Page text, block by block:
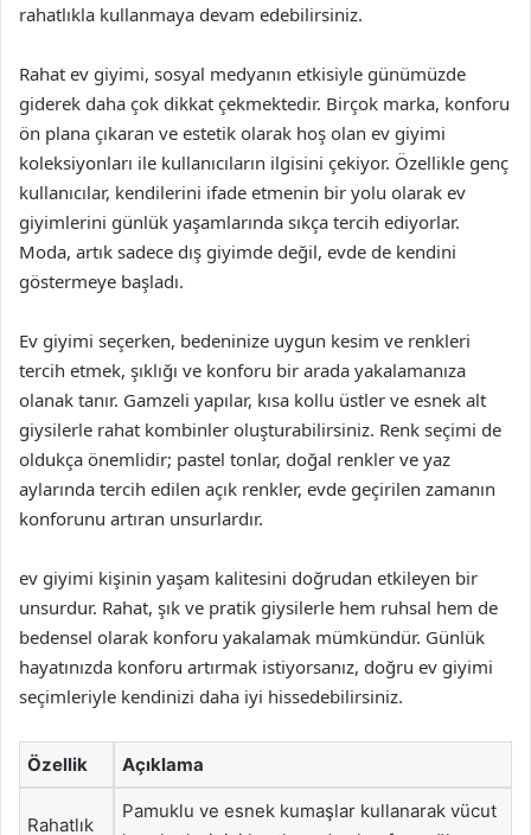
rahatlıkla kullanmaya devam edebilirsiniz.
Rahat ev giyimi, sosyal medyanın etkisiyle günümüzde
giderek daha çok dikkat çekmektedir. Birçok marka, konforu
ön plana çıkaran ve estetik olarak hoş olan ev giyimi
koleksiyonları ile kullanıcıların ilgisini çekiyor. Özellikle genç
kullanıcılar, kendilerini ifade etmenin bir yolu olarak ev
giyimlerini günlük yaşamlarında sıkça tercih ediyorlar.
Moda, artık sadece dış giyimde değil, evde de kendini
göstermeye başladı.
Ev giyimi seçerken, bedeninize uygun kesim ve renkleri
tercih etmek, şıklığı ve konforu bir arada yakalamanıza
olanak tanır. Gamzeli yapılar, kısa kollu üstler ve esnek alt
giysilerle rahat kombinler oluşturabilirsiniz. Renk seçimi de
oldukça önemlidir; pastel tonlar, doğal renkler ve yaz
aylarında tercih edilen açık renkler, evde geçirilen zamanın
konforunu artıran unsurlardır.
ev giyimi kişinin yaşam kalitesini doğrudan etkileyen bir
unsurdur. Rahat, şık ve pratik giysilerle hem ruhsal hem de
bedensel olarak konforu yakalamak mümkündür. Günlük
hayatınızda konforu artırmak istiyorsanız, doğru ev giyimi
seçimleriyle kendinizi daha iyi hissedebilirsiniz.
Özellik Açıklama
Rahatlık
Pamuklu ve esnek kumaşlar kullanarak vücut